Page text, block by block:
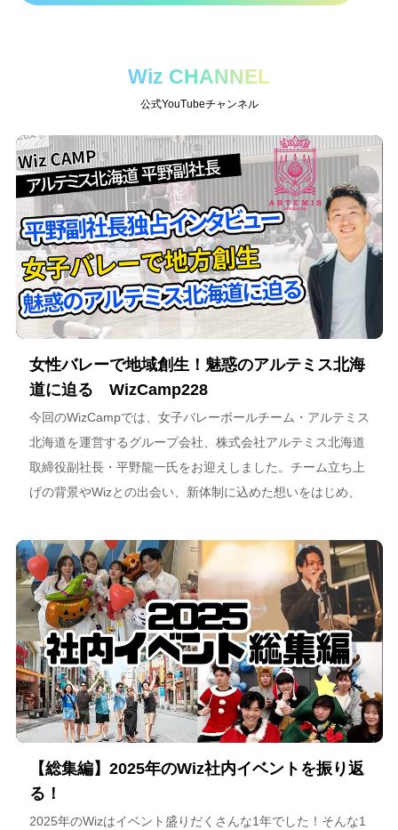
Wiz CHANNEL
公式YouTubeチャンネル
女性バレーで地域創生！魅惑のアルテミス北海
道に迫る WizCamp228
今回のWizCampでは、女子バレーボールチーム・アルテミス
北海道を運営するグループ会社、株式会社アルテミス北海道
取締役副社長・平野龍一氏をお迎えしました。チーム立ち上
げの背景やWizとの出会い、新体制に込めた想いをはじめ、
海道が描く今後のビジョンについて語っています。
【総集編】2025年のWiz社内イベントを振り返
る！
2025年のWizはイベント盛りだくさんな1年でした！そんな1